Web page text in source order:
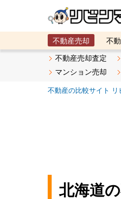
不動産売却 不
メタ住宅展示場
ベ
不動産売却査定
マンション売却
不動産の比較サイト リ
北海道